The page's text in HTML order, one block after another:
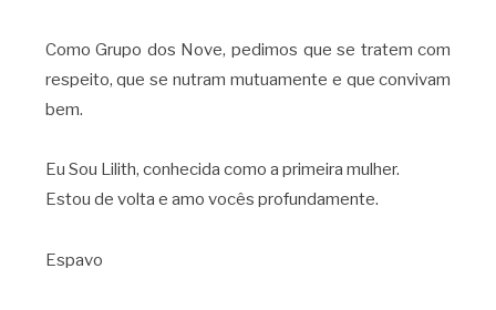
Como Grupo dos Nove, pedimos que se tratem com
respeito, que se nutram mutuamente e que convivam
bem.
Eu Sou Lilith, conhecida como a primeira mulher.
Estou de volta e amo vocês profundamente.
Espavo